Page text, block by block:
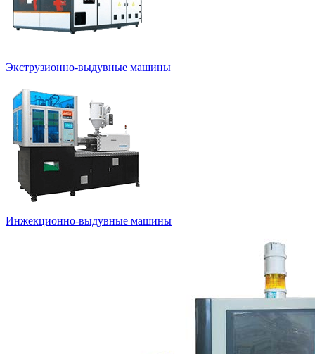
Экструзионно-выдувные машины
Инжекционно-выдувные машины